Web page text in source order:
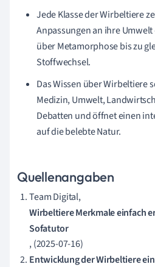
Jede Klasse der Wirbeltiere
Anpassungen an ihre
über Metamorphose bis zu
Stoffwechsel.
Das Wissen über Wirbeltiere
Medizin, Umwelt,
Debatten und öffnet einen
auf die belebte Natur.
Quellenangaben
Team Digital,
Wirbeltiere Merkmale einfach
Sofatutor
, (2025-07-16)
Entwicklung der Wirbeltiere